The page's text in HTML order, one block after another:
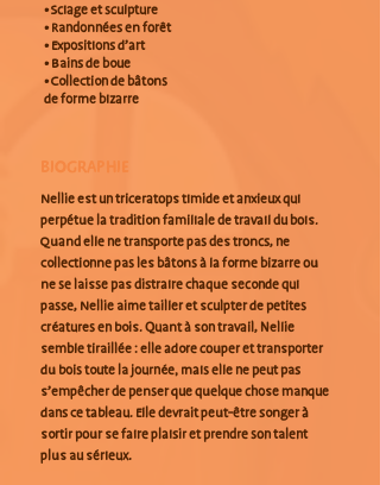
• Sciage et sculpture
• Randonnées en forêt
• Expositions d’art
• Bains de boue
• Collection de bâtons
de forme bizarre
BIOGRAPHIE
Nellie est un triceratops timide et anxieux qui
perpétue la tradition familiale de travail du bois.
Quand elle ne transporte pas des troncs, ne
collectionne pas les bâtons à la forme bizarre ou
ne se laisse pas distraire chaque seconde qui
passe, Nellie aime tailler et sculpter de petites
créatures en bois. Quant à son travail, Nellie
semble tiraillée : elle adore couper et transporter
du bois toute la journée, mais elle ne peut pas
s’empêcher de penser que quelque chose manque
dans ce tableau. Elle devrait peut-être songer à
sortir pour se faire plaisir et prendre son talent
plus au sérieux.